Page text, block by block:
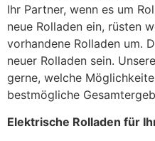
Ihr Partner, wenn es um
neue Rolladen ein, rüsten
vorhandene Rolladen um.
neuer Rolladen sein.
gerne, welche
bestmögliche
Elektrische Rolladen für